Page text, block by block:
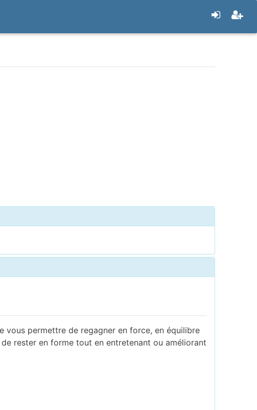
vous permettre de regagner en force, en équilibre
rester en forme tout en entretenant ou améliorant